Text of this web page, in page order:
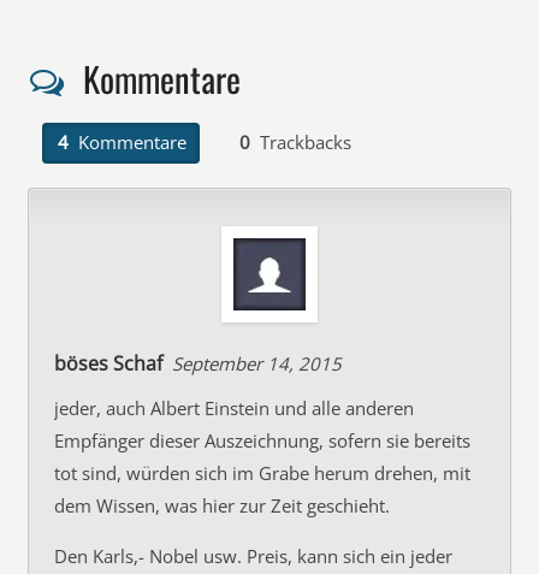
Kommentare
4 Kommentare 0 Trackbacks
böses Schaf September 14, 2015
jeder, auch Albert Einstein und alle anderen
Empfänger dieser Auszeichnung, sofern sie bereits
tot sind, würden sich im Grabe herum drehen, mit
dem Wissen, was hier zur Zeit geschieht.
Den Karls,- Nobel usw. Preis, kann sich ein jeder